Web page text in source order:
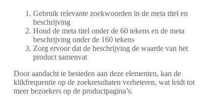
Gebruik relevante zoekwoorden in de meta titel en
beschrijving
Houd de meta titel onder de 60 tekens en de meta
beschrijving onder de 160 tekens
Zorg ervoor dat de beschrijving de waarde van het
product samenvat
Door aandacht te besteden aan deze elementen, kan de
klikfrequentie op de zoekresultaten verbeteren, wat leidt tot
meer bezoekers op de productpagina’s.